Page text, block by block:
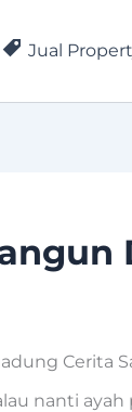
Jual
Cerita
nanti